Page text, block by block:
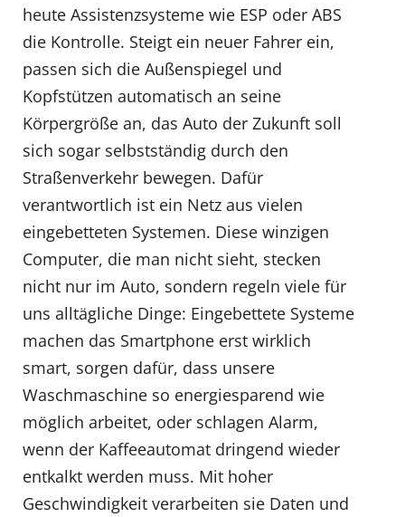
heute Assistenzsysteme wie ESP oder ABS
die Kontrolle. Steigt ein neuer Fahrer ein,
passen sich die Außenspiegel und
Kopfstützen automatisch an seine
Körpergröße an, das Auto der Zukunft soll
sich sogar selbstständig durch den
Straßenverkehr bewegen. Dafür
verantwortlich ist ein Netz aus vielen
eingebetteten Systemen. Diese winzigen
Computer, die man nicht sieht, stecken
nicht nur im Auto, sondern regeln viele für
uns alltägliche Dinge: Eingebettete Systeme
machen das Smartphone erst wirklich
smart, sorgen dafür, dass unsere
Waschmaschine so energiesparend wie
möglich arbeitet, oder schlagen Alarm,
wenn der Kaffeeautomat dringend wieder
entkalkt werden muss. Mit hoher
Geschwindigkeit verarbeiten sie Daten und